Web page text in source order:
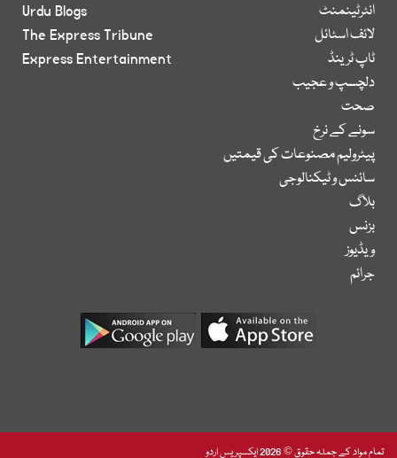
انٹرٹینمنٹ
لائف اسٹائل
ٹاپ ٹرینڈ
دلچسپ و عجیب
صحت
سونے کے نرخ
پیٹرولیم مصنوعات کی قیمتیں
سائنس و ٹیکنالوجی
بلاگ
بزنس
ویڈیوز
جرائم
Urdu Blogs
The Express Tribune
Express Entertainment
تمام مواد کے جملہ حقوق © 2026 ایکسپریس اردو